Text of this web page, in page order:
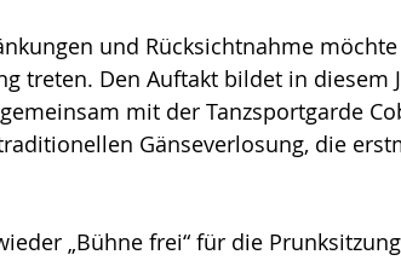
und Rücksichtnahme
treten. Den Auftakt bildet in diesem
mit der Tanzsportgarde
Gänseverlosung, die
„Bühne frei“ für die